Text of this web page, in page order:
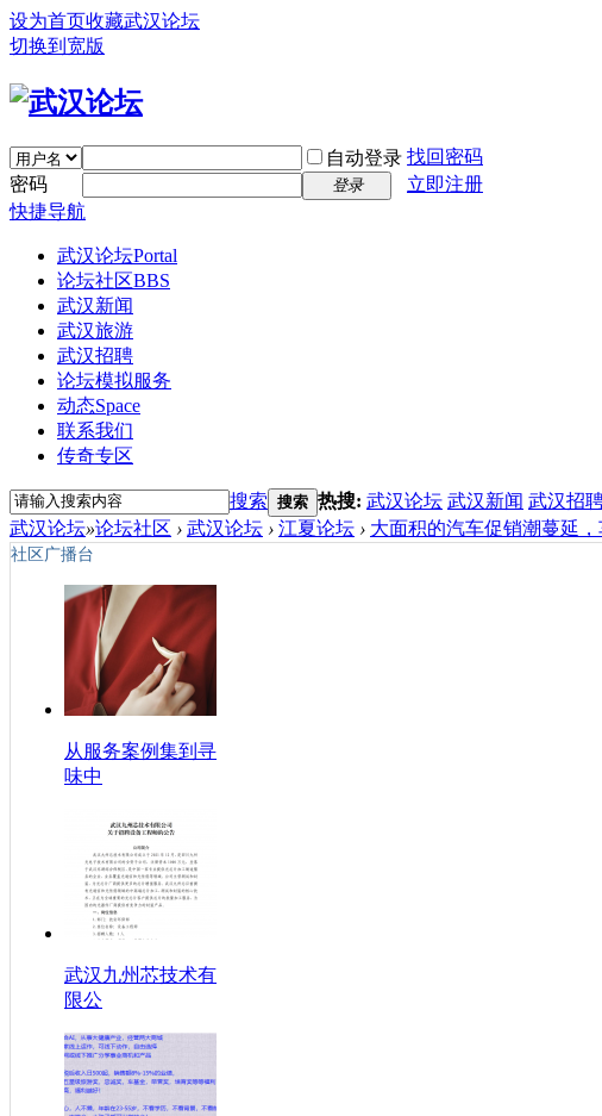
设为首页收藏武汉论坛
切换到宽版
自动登录 找回密码
密码
登录
立即注册
快捷导航
武汉论坛Portal
论坛社区BBS
武汉新闻
武汉旅游
武汉招聘
论坛模拟服务
动态Space
联系我们
传奇专区
搜索 搜索 热搜: 武汉论坛 武汉新闻 武汉招
武汉论坛»论坛社区 › 武汉论坛 › 江夏论坛 › 大面积的汽车促销潮蔓延
社区广播台
从服务案例集到寻
味中
武汉九州芯技术有
限公